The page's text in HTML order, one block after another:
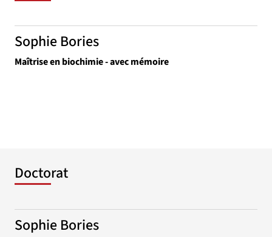
Sophie Bories
Maîtrise en biochimie - avec mémoire
Doctorat
Sophie Bories